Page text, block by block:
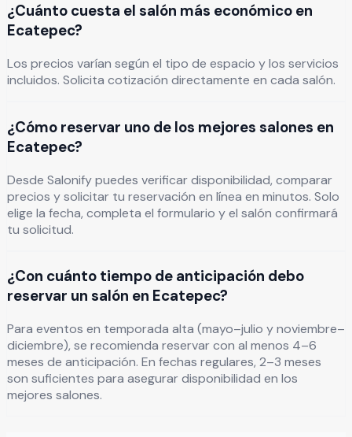
¿Cuánto cuesta el salón más económico en
Ecatepec?
Los precios varían según el tipo de espacio y los servicios
incluidos. Solicita cotización directamente en cada salón.
¿Cómo reservar uno de los mejores salones en
Ecatepec?
Desde Salonify puedes verificar disponibilidad, comparar
precios y solicitar tu reservación en línea en minutos. Solo
elige la fecha, completa el formulario y el salón confirmará
tu solicitud.
¿Con cuánto tiempo de anticipación debo
reservar un salón en Ecatepec?
Para eventos en temporada alta (mayo–julio y noviembre–
diciembre), se recomienda reservar con al menos 4–6
meses de anticipación. En fechas regulares, 2–3 meses
son suficientes para asegurar disponibilidad en los
mejores salones.